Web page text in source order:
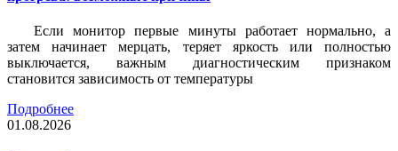
Если монитор первые минуты работает нормально, а
затем начинает мерцать, теряет яркость или полностью
выключается, важным диагностическим признаком
становится зависимость от температуры
Подробнее
01.08.2026